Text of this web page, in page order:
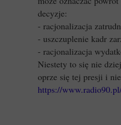
decyzje:
- racjonalizacja
- uszczuplenie kadr
- racjonalizacja
Niestety to się nie
oprze się tej presji i
https://